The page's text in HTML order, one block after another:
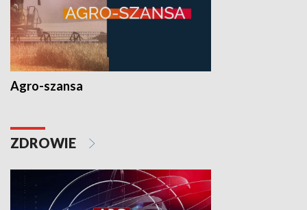
Agro-szansa
ZDROWIE